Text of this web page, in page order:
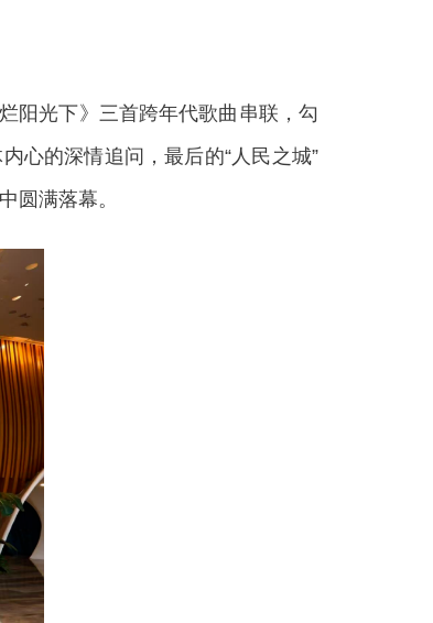
阳光下》三首跨年代歌曲串联，勾
心的深情追问，最后的“人民之城”
圆满落幕。